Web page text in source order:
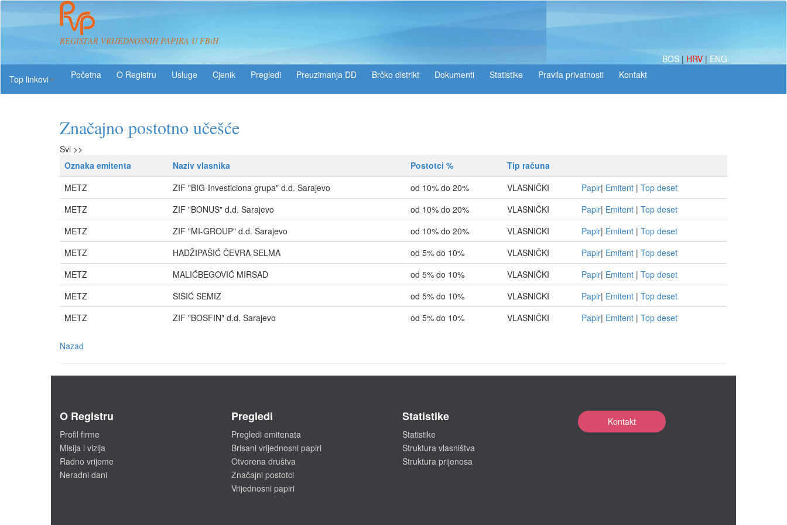
REGISTAR VRIJEDNOSNIH PAPIRA U FBiH
BOS | HRV | ENG
Top linkovi
O Registru Usluge Pregledi Preuzimanja DD Brčko distrikt Dokumenti Statistike
Značajno postotno učešće
Svi >>
Oznaka emitenta
Naziv vlasnika Postotci %
Tip računa
METZ
ZIF "BIG-Investiciona grupa" d.d. Sarajevo od 10% do 20% VLASNIČKI Papir| Emitent | Top deset
METZ
ZIF "BONUS" d.d. Sarajevo od 10% do 20% VLASNIČKI Papir| Emitent | Top deset
METZ
ZIF "MI-GROUP" d.d. Sarajevo od 10% do 20% VLASNIČKI Papir| Emitent | Top deset
METZ
HADŽIPAŠIĆ ČEVRA SELMA od 5% do 10% VLASNIČKI Papir| Emitent | Top deset
METZ
MALIĆBEGOVIĆ MIRSAD od 5% do 10% VLASNIČKI Papir| Emitent | Top deset
METZ
ŠIŠIĆ SEMIZ od 5% do 10% VLASNIČKI Papir| Emitent | Top deset
METZ
ZIF "BOSFIN" d.d. Sarajevo od 5% do 10% VLASNIČKI Papir| Emitent | Top deset
Nazad
O Registru
Profil firme
Misija i vizija
Radno vrijeme
Neradni dani
Pregledi
Pregledi emitenata
Brisani vrijednosni papiri
Otvorena društva
Značajni postotci
Vrijednosni papiri
Statistike
Statistike
Struktura vlasništva
Struktura prijenosa
Kontakt